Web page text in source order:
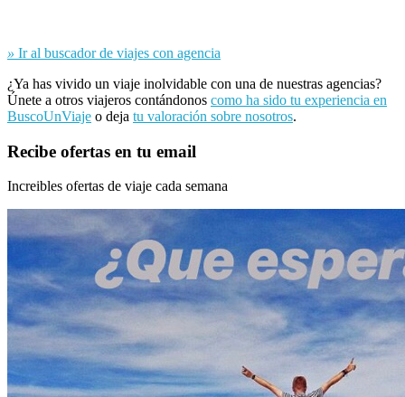
» Ir al buscador de viajes con agencia
¿Ya has vivido un viaje inolvidable con una de nuestras agencias?
Únete a otros viajeros contándonos como ha sido tu experiencia en
BuscoUnViaje o deja tu valoración sobre nosotros.
Recibe ofertas en tu email
Increibles ofertas de viaje cada semana